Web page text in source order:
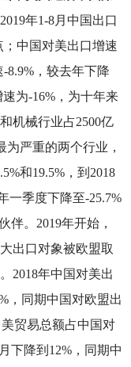
2019年1-8月中国出口
；中国对美出口增速
8.9%，较去年下降
为-16%，为十年来
机械行业占2500亿
为严重的两个行业，
和19.5%，到2018
一季度下降至-25.7%
伴。2019年开始，
出口对象被欧盟取
2018年中国对美出
，同期中国对欧盟出
美贸易总额占中国对
下降到12%，同期中